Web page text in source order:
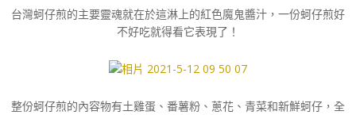
台灣蚵仔煎的主要靈魂就在於這淋上的紅色魔鬼醬汁，一份蚵仔煎好
不好吃就得看它表現了！
整份蚵仔煎的內容物有土雞蛋、番薯粉、蔥花、青菜和新鮮蚵仔，全